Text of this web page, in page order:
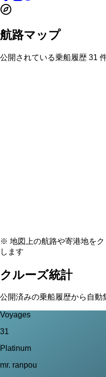
航路マップ
公開されている乗船履歴 31
※ 地図上の航路や寄港地を
します
クルーズ統計
公開済みの乗船履歴から自動
Voyages
31
Platinum
mr. ranpou